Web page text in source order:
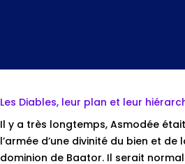
Les Diables, leur plan et leur
Il y a très longtemps, Asmodée
l’armée d’une divinité du bien et
dominion de Baator. Il serait